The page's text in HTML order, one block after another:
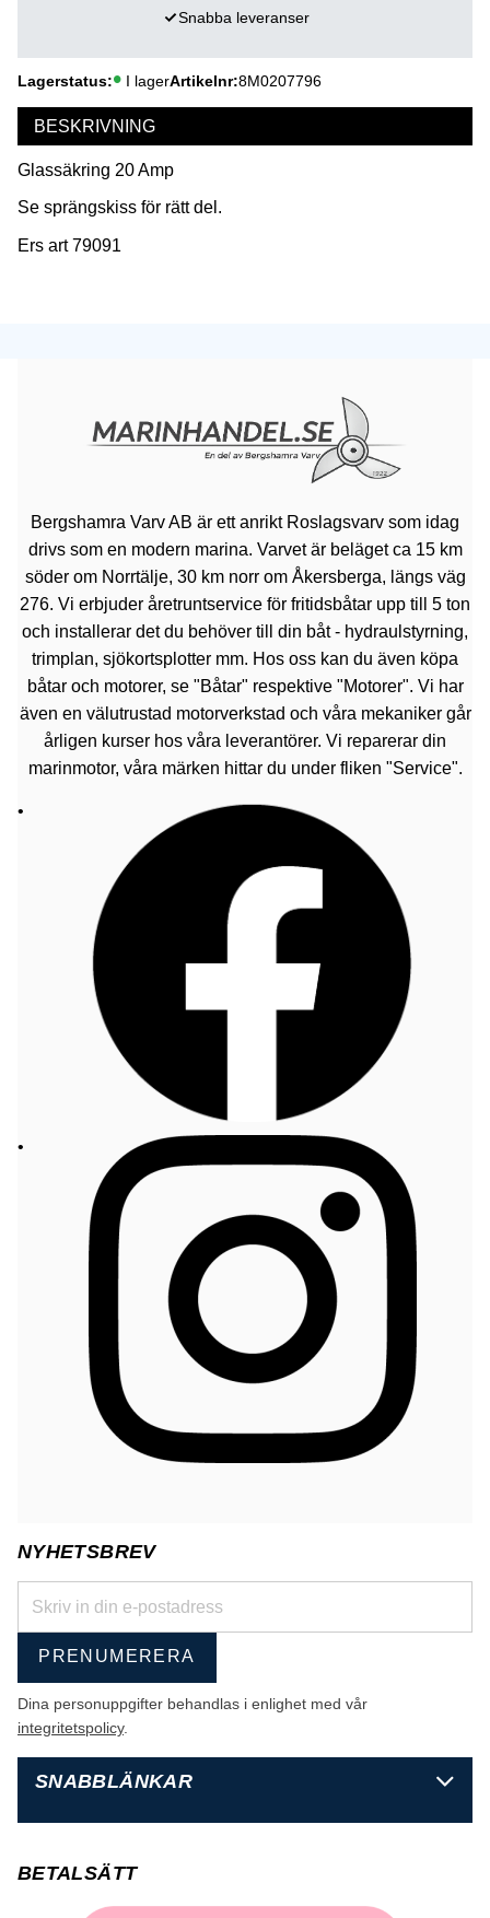
Lagerstatus I lagerArtikelnr 8M0207796
Snabba leveranser
BESKRIVNING
Glassäkring 20 Amp
Se sprängskiss för rätt del.
Ers art 79091
Bergshamra Varv AB är ett anrikt Roslagsvarv som idag
drivs som en modern marina. Varvet är beläget ca 15 km
söder om Norrtälje, 30 km norr om Åkersberga, längs väg
276. Vi erbjuder åretruntservice för fritidsbåtar upp till 5 ton
och installerar det du behöver till din båt - hydraulstyrning,
trimplan, sjökortsplotter mm. Hos oss kan du även köpa
båtar och motorer, se "Båtar" respektive "Motorer". Vi har
även en välutrustad motorverkstad och våra mekaniker går
årligen kurser hos våra leverantörer. Vi reparerar din
marinmotor, våra märken hittar du under fliken "Service".
NYHETSBREV
PRENUMERERA
Dina personuppgifter behandlas i enlighet med vår
integritetspolicy.
SNABBLÄNKAR
BETALSÄTT